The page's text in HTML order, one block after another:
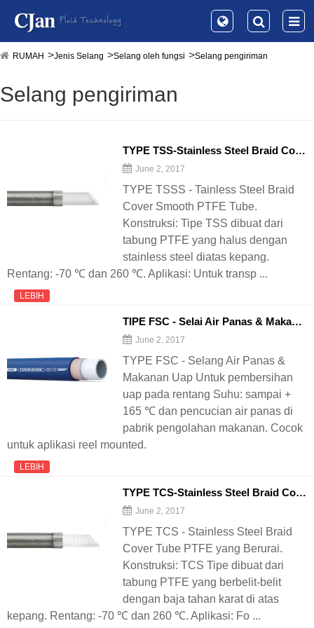
RUMAH Jenis Selang Selang oleh fungsi Selang pengiriman
Selang pengiriman
TYPE TSS-Stainless Steel Braid Cover Smooth PTFE Tube
June 2, 2017
TYPE TSSS - Tainless Steel Braid
Cover Smooth PTFE Tube.
Konstruksi: Tipe TSS dibuat dari
tabung PTFE yang halus dengan
stainless steel diatas kepang.
Rentang: -70 ℃ dan 260 ℃. Aplikasi: Untuk transp ...
LEBIH
TIPE FSC - Selai Air Panas & Makanan Uap
June 2, 2017
TYPE FSC - Selang Air Panas &
Makanan Uap Untuk pembersihan
uap pada rentang Suhu: sampai +
165 ℃ dan pencucian air panas di
pabrik pengolahan makanan. Cocok
untuk aplikasi reel mounted.
LEBIH
TYPE TCS-Stainless Steel Braid Cover Tube PTFE yang Berurai
June 2, 2017
TYPE TCS - Stainless Steel Braid
Cover Tube PTFE yang Berurai.
Konstruksi: TCS Tipe dibuat dari
tabung PTFE yang berbelit-belit
dengan baja tahan karat di atas
kepang. Rentang: -70 ℃ dan 260 ℃. Aplikasi: Fo ...